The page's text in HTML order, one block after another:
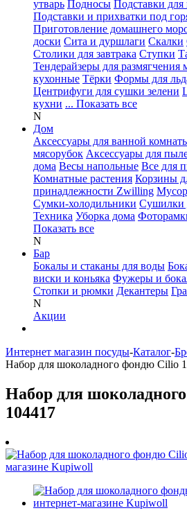
утварь Подносы Подставки
Подставки и прихватки под
Приготовление домашнего
доски Сита и дуршлаги Скалки
Столики для завтрака Ступки
Тендерайзеры для размягчения
кухонные Тёрки Формы для
Центрифуги для сушки зелени
кухни ... Показать все
N
Дом
Аксессуары для ванной
мясорубок Аксессуары для
дома Весы напольные Все для
Комнатные растения Корзины
принадлежности Zwilling
Сумки-холодильники Сушилки
Техника Уборка дома
Показать все
N
Бар
Бокалы и стаканы для воды
виски и коньяка Фужеры и
Стопки и рюмки Декантеры
N
Акции
Интернет магазин посуды-Каталог-
Набор для шоколадного фондю Cilio
Набор для
104417